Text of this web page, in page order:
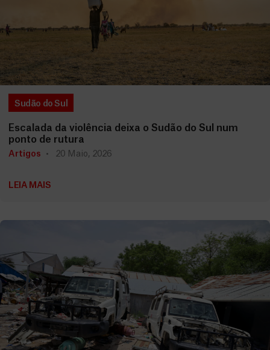
Sudão do Sul
Escalada da violência deixa o Sudão do Sul num
ponto de rutura
Artigos 20 Maio, 2026
LEIA MAIS